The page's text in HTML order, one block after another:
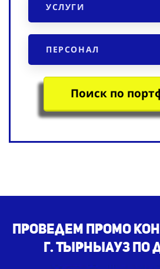
УСЛУГИ
ПЕРСОНАЛ
Поиск по
Проведем промо
г. Тырныауз по